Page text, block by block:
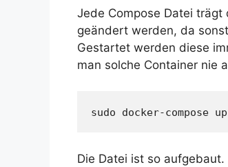
Jede Compose Datei trägt
geändert werden, da
Gestartet werden diese
man solche Container nie
sudo docker-compose
Die Datei ist so aufgebaut.